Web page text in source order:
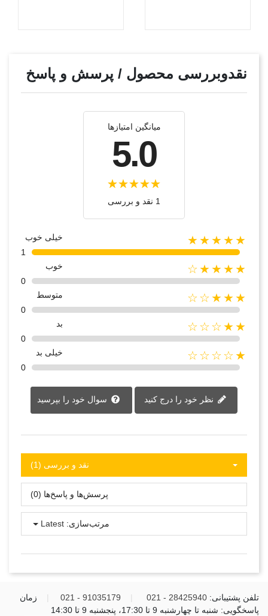
نقدوبررسی محصول / پرسش و پاسخ
میانگین امتیازها
5.0
1 نقد و بررسی
★★★★★
خیلی خوب
1
★★★★☆
خوب
0
★★★☆☆
متوسط
0
★★☆☆☆
بد
0
★☆☆☆☆
خیلی بد
0
سوال خود را بپرسید
نقد و بررسی‌‌ (1)
پرسش‌ها و پاسخ‌ها (0)
مرتب‌سازی: Latest
تلفن پشتیبانی: 28425940 - 021
91035179 - 021
زمان
پاسخگویی: شنبه تا چهارشنبه 9 تا 17:30، پنجشنبه 9 تا 14:30